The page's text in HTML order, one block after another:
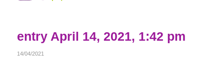
entry April 14, 2021, 1:42 pm
14/04/2021